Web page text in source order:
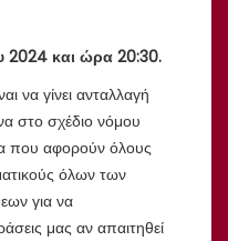
2024 και ώρα 20:30.
να γίνει ανταλλαγή
στο σχέδιο νόμου
που αφορούν όλους
όλων των
για να
μας αν απαιτηθεί